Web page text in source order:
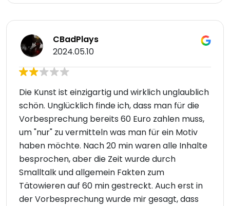
CBadPlays
2024.05.10
Die Kunst ist einzigartig und wirklich unglaublich
schön. Unglücklich finde ich, dass man für die
Vorbesprechung bereits 60 Euro zahlen muss,
um "nur" zu vermitteln was man für ein Motiv
haben möchte. Nach 20 min waren alle Inhalte
besprochen, aber die Zeit wurde durch
Smalltalk und allgemein Fakten zum
Tätowieren auf 60 min gestreckt. Auch erst in
der Vorbesprechung wurde mir gesagt, dass